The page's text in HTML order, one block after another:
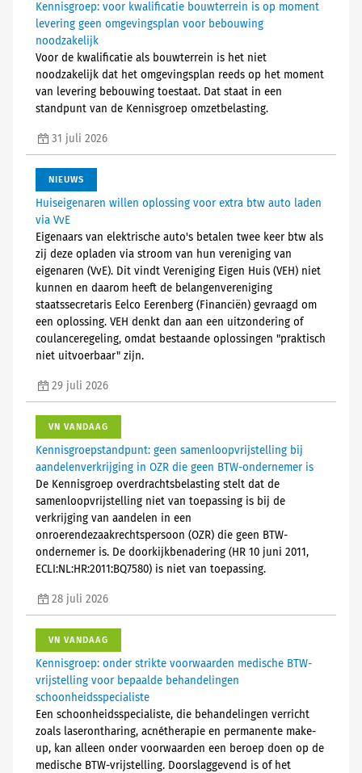
Kennisgroep: voor kwalificatie bouwterrein is op moment
levering geen omgevingsplan voor bebouwing
noodzakelijk
Voor de kwalificatie als bouwterrein is het niet
noodzakelijk dat het omgevingsplan reeds op het moment
van levering bebouwing toestaat. Dat staat in een
standpunt van de Kennisgroep omzetbelasting.
31 juli 2026
NIEUWS
Huiseigenaren willen oplossing voor extra btw auto laden
via VvE
Eigenaars van elektrische auto's betalen twee keer btw als
zij deze opladen via stroom van hun vereniging van
eigenaren (VvE). Dit vindt Vereniging Eigen Huis (VEH) niet
kunnen en daarom heeft de belangenvereniging
staatssecretaris Eelco Eerenberg (Financiën) gevraagd om
een oplossing. VEH denkt dan aan een uitzondering of
coulanceregeling, omdat bestaande oplossingen "praktisch
niet uitvoerbaar" zijn.
29 juli 2026
VN VANDAAG
Kennisgroepstandpunt: geen samenloopvrijstelling bij
aandelenverkrijging in OZR die geen BTW-ondernemer is
De Kennisgroep overdrachtsbelasting stelt dat de
samenloopvrijstelling niet van toepassing is bij de
verkrijging van aandelen in een
onroerendezaakrechtspersoon (OZR) die geen BTW-
ondernemer is. De doorkijkbenadering (HR 10 juni 2011,
ECLI:NL:HR:2011:BQ7580) is niet van toepassing.
28 juli 2026
VN VANDAAG
Kennisgroep: onder strikte voorwaarden medische BTW-
vrijstelling voor bepaalde behandelingen
schoonheidsspecialiste
Een schoonheidsspecialiste, die behandelingen verricht
zoals laserontharing, acnétherapie en permanente make-
up, kan alleen onder voorwaarden een beroep doen op de
medische BTW-vrijstelling. Doorslaggevend is of het